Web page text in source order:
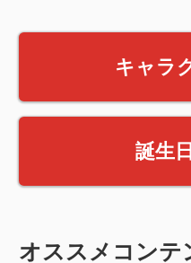
キャラ
誕生
オススメコンテ